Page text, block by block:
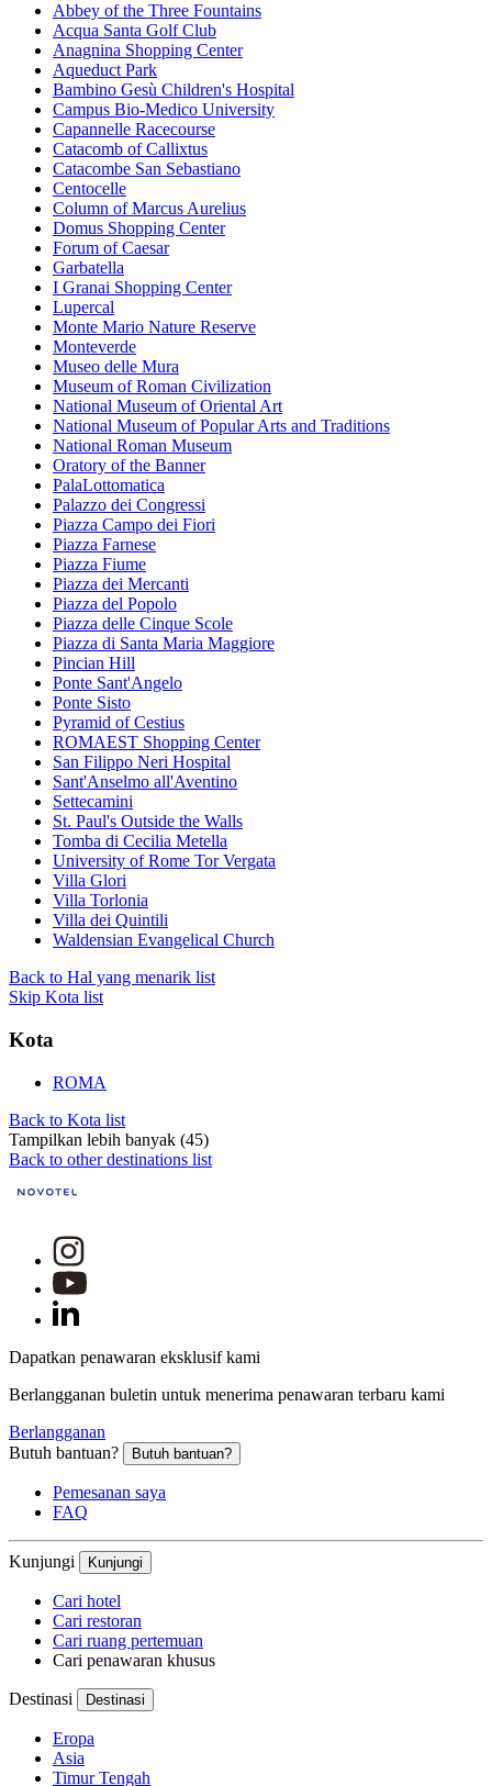
Abbey of the Three Fountains
Acqua Santa Golf Club
Anagnina Shopping Center
Aqueduct Park
Bambino Gesù Children's Hospital
Campus Bio-Medico University
Capannelle Racecourse
Catacomb of Callixtus
Catacombe San Sebastiano
Centocelle
Column of Marcus Aurelius
Domus Shopping Center
Forum of Caesar
Garbatella
I Granai Shopping Center
Lupercal
Monte Mario Nature Reserve
Monteverde
Museo delle Mura
Museum of Roman Civilization
National Museum of Oriental Art
National Museum of Popular Arts and Traditions
National Roman Museum
Oratory of the Banner
PalaLottomatica
Palazzo dei Congressi
Piazza Campo dei Fiori
Piazza Farnese
Piazza Fiume
Piazza dei Mercanti
Piazza del Popolo
Piazza delle Cinque Scole
Piazza di Santa Maria Maggiore
Pincian Hill
Ponte Sant'Angelo
Ponte Sisto
Pyramid of Cestius
ROMAEST Shopping Center
San Filippo Neri Hospital
Sant'Anselmo all'Aventino
Settecamini
St. Paul's Outside the Walls
Tomba di Cecilia Metella
University of Rome Tor Vergata
Villa Glori
Villa Torlonia
Villa dei Quintili
Waldensian Evangelical Church
Back to Hal yang menarik list
Skip Kota list
Kota
ROMA
Back to Kota list
Tampilkan lebih banyak (45)
Back to other destinations list
Dapatkan penawaran eksklusif kami
Berlangganan buletin untuk menerima penawaran terbaru kami
Berlangganan
Butuh bantuan?
Butuh bantuan?
Pemesanan saya
FAQ
Kunjungi Kunjungi
Cari hotel
Cari restoran
Cari ruang pertemuan
Cari penawaran khusus
Destinasi Destinasi
Eropa
Asia
Timur Tengah